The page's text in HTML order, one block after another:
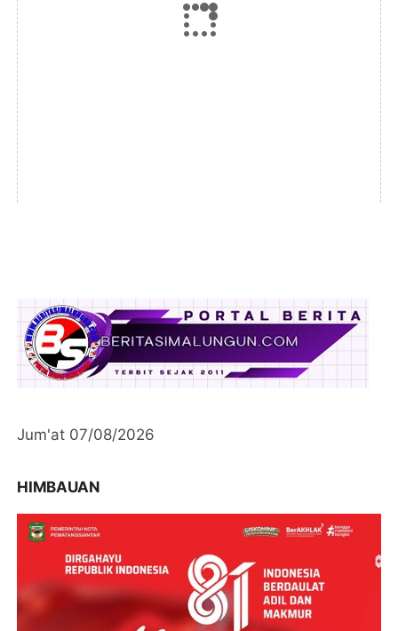
Jum'at 07/08/2026
HIMBAUAN